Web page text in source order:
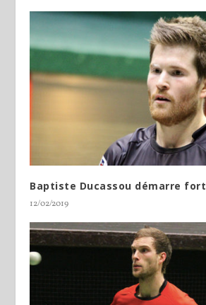
Baptiste Ducassou démarre fort
12/02/2019